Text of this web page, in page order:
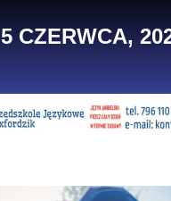
5 CZERWCA,